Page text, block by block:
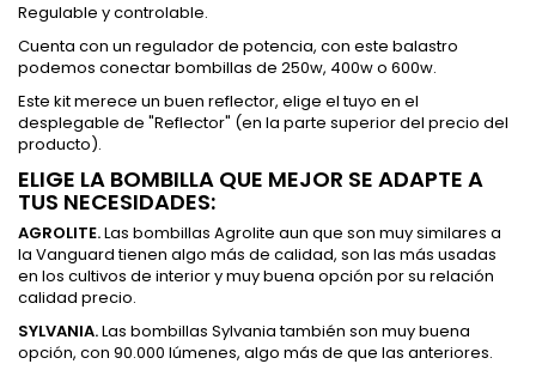
Regulable y controlable.
Cuenta con un regulador de potencia, con este balastro
podemos conectar bombillas de 250w, 400w o 600w.
Este kit merece un buen reflector, elige el tuyo en el
desplegable de "Reflector" (en la parte superior del precio del
producto).
ELIGE LA BOMBILLA QUE MEJOR SE ADAPTE A
TUS NECESIDADES:
AGROLITE.Las bombillas Agrolite aun que son muy similares a
la Vanguard tienen algo más de calidad, son las más usadas
en los cultivos de interior y muy buena opción por su relación
calidad precio.
SYLVANIA.Las bombillas Sylvania también son muy buena
opción, con 90.000 lúmenes, algo más de que las anteriores.